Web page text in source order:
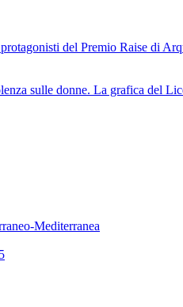
del Premio Raise di
sulle donne. La grafica del
Mediterranea